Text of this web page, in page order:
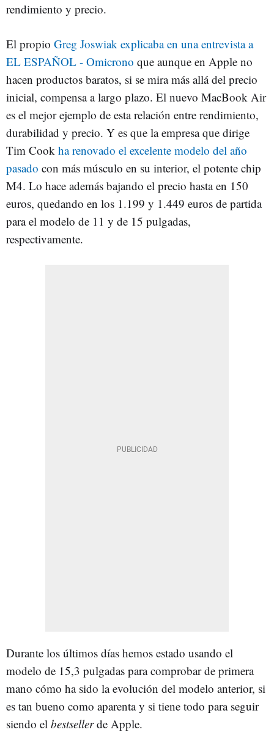
rendimiento y precio.
El propio Greg Joswiak explicaba en una entrevista a
EL ESPAÑOL - Omicrono que aunque en Apple no
hacen productos baratos, si se mira más allá del precio
inicial, compensa a largo plazo. El nuevo MacBook Air
es el mejor ejemplo de esta relación entre rendimiento,
durabilidad y precio. Y es que la empresa que dirige
Tim Cook ha renovado el excelente modelo del año
pasado con más músculo en su interior, el potente chip
M4. Lo hace además bajando el precio hasta en 150
euros, quedando en los 1.199 y 1.449 euros de partida
para el modelo de 11 y de 15 pulgadas,
respectivamente.
Durante los últimos días hemos estado usando el
modelo de 15,3 pulgadas para comprobar de primera
mano cómo ha sido la evolución del modelo anterior, si
es tan bueno como aparenta y si tiene todo para seguir
siendo el bestsellerde Apple.